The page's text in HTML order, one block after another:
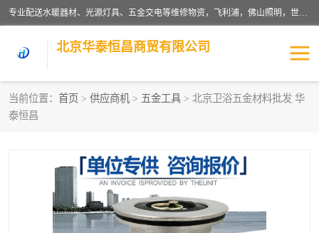
专业配送水暖器材、光源灯具、五金交电等维修物资，飞利浦，佛山照明，世达，博世，九牧，特陶等各产品涉及国内外知名品牌。公司专注与物业、学校、酒店、工厂等单位合作，提供一站式配送服务，降低客户综合成本。依托电子商务改变传统模式，以专业的团队为客户提供24H物资配送到达，货到月结、统一开票，便捷退换等服务，提高了企业的运营效率。
北京华泰恒昌商贸有限公司
当前位置： 首页 > 供应商机 > 五金工具 > 北京卫浴五金材料批发 华
泰恒昌
水暖阀门
涂料辅材